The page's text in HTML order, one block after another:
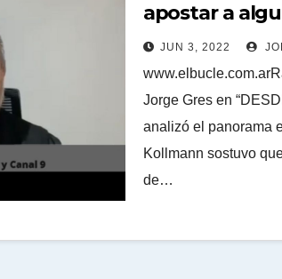
apostar
JUN 3, 2022
Jorge Gres en
analizó el panorama
Kollmann sostuvo
de…